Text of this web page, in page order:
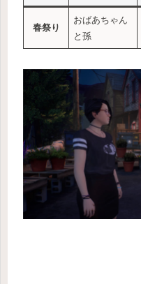
春祭り
おばあちゃん
と孫